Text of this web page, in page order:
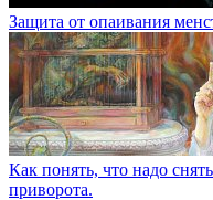
Защита от опаивания
Как понять, что надо
приворота.